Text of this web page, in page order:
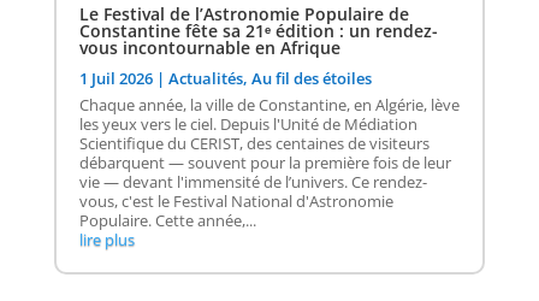
Le Festival de l’Astronomie Populaire de
Constantine fête sa 21ᵉ édition : un rendez-
vous incontournable en Afrique
1 Juil 2026| Actualités, Au fil des étoiles
Chaque année, la ville de Constantine, en Algérie, lève
les yeux vers le ciel. Depuis l'Unité de Médiation
Scientifique du CERIST, des centaines de visiteurs
débarquent — souvent pour la première fois de leur
vie — devant l'immensité de l’univers. Ce rendez-
vous, c'est le Festival National d'Astronomie
Populaire. Cette année,...
lire plus